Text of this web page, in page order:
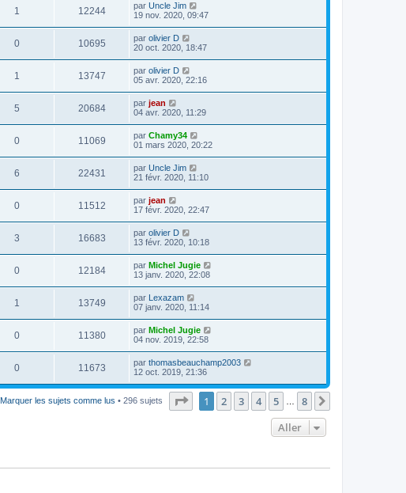
1 12244 par Uncle Jim
19 nov. 2020, 09:47
0 10695 par olivier D
20 oct. 2020, 18:47
1 13747 par olivier D
05 avr. 2020, 22:16
5 20684 par jean
04 avr. 2020, 11:29
0 11069 par Chamy34
01 mars 2020, 20:22
6 22431 par Uncle Jim
21 févr. 2020, 11:10
0 11512 par jean
17 févr. 2020, 22:47
3 16683 par olivier D
13 févr. 2020, 10:18
0 12184 par Michel Jugie
13 janv. 2020, 22:08
1 13749 par Lexazam
07 janv. 2020, 11:14
0 11380 par Michel Jugie
04 nov. 2019, 22:58
0 11673 par thomasbeauchamp2003
12 oct. 2019, 21:36
Marquer les sujets comme lus • 296 sujets Page sur8
1 2 3 4 5 8
Aller